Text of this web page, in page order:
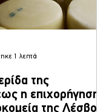
της
η επιχορήγηση
της Λέσβου
1 λεπτά